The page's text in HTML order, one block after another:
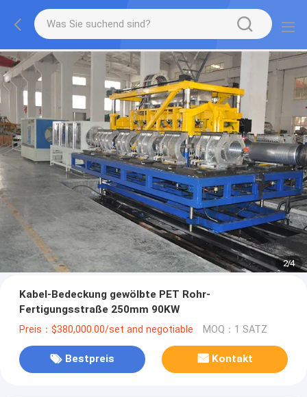
2/4
Kabel-Bedeckung gewölbte PET Rohr-
Fertigungsstraße 250mm 90KW
Preis：$380,000.00/set and negotiable MOQ：1 SATZ
Bestpreis Kontakt